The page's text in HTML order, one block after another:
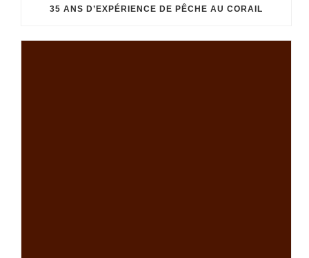
35 ANS D’EXPÉRIENCE DE PÊCHE AU CORAIL